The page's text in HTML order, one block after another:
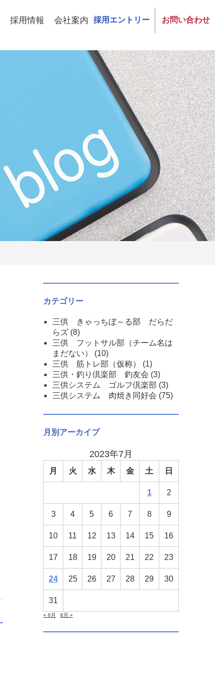
採用情報 会社案内 採用エントリー お問い合わせ
カテゴリー
三供 きゃっちぼ～る部 だらだ
らズ(8)
三供 フットサル部（チーム名は
まだない）
(10)
三供 筋トレ部（仮称）
(1)
三供・釣り倶楽部 釣友会 (3)
三供システム ゴルフ倶楽部 (3)
三供システム 肉焼き同好会 (75)
月別アーカイブ
2023年7月
月 火 水 木 金 土 日
1 2
3 4 5 6 7 8 9
10 11 12 13 14 15 16
17 18 19 20 21 22 23
24 25 26 27 28 29 30
31
« 6月 8月 »